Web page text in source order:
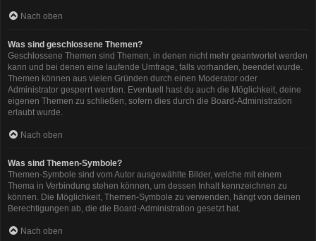
Nach oben
Was sind geschlossene Themen?
Geschlossene Themen sind Themen, in denen nicht mehr geantwortet werden
kann und bei denen eine laufende Umfrage, falls vorhanden, beendet wurde.
Themen können aus vielen Gründen durch einen Moderator oder
Administrator gesperrt werden. Eventuell hast du auch die Möglichkeit, deine
eigenen Themen zu schließen, sofern dies durch die Board-Administration
erlaubt wurde.
Nach oben
Was sind Themen-Symbole?
Themen-Symbole sind vom Autor ausgewählte Bilder, welche mit einem
Thema in Verbindung stehen können, um dessen Inhalt kennzeichnen zu
können. Die Möglichkeit, Themen-Symbole zu verwenden, hängt von deinen
Berechtigungen ab, die die Board-Administration gesetzt hat.
Nach oben